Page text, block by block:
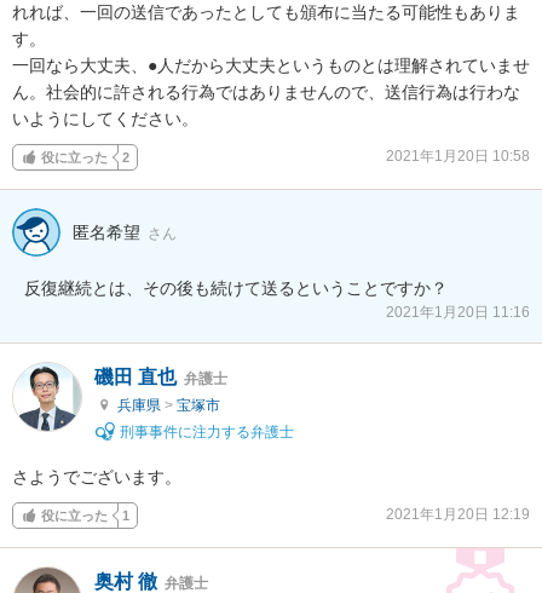
れれば、一回の送信であったとしても頒布に当たる可能性もありま
す。
一回なら大丈夫、●人だから大丈夫というものとは理解されていませ
ん。社会的に許される行為ではありませんので、送信行為は行わな
いようにしてください。
役に立った 2 2021年1月20日 10:58
匿名希望 さん
反復継続とは、その後も続けて送るということですか？
2021年1月20日 11:16
磯田 直也 弁護士
兵庫県 > 宝塚市
刑事事件に注力する弁護士
さようでございます。
役に立った 1 2021年1月20日 12:19
奥村 徹 弁護士